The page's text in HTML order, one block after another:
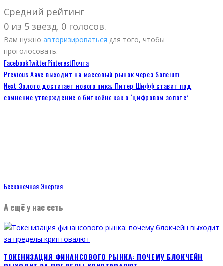
Средний рейтинг
0 из 5 звезд. 0 голосов.
Вам нужно авторизироваться для того, чтобы
проголосовать.
FacebookTwitterPinterestПочта
PreviousAave выходит на массовый рынок через Soneium
Next Золото достигает нового пика; Питер Шифф ставит под
сомнение утверждение о биткойне как о ‘цифровом золоте’
Бесконечная Энергия
А ещё у нас есть
ТОКЕНИЗАЦИЯ ФИНАНСОВОГО РЫНКА: ПОЧЕМУ БЛОКЧЕЙН